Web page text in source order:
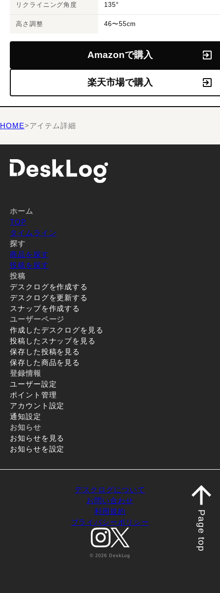
リクライニング角度 135°
高さ調整 46〜55cm
Amazonで購入
楽天市場で購入
HOME>アイテム詳細
ホーム
TOP
タイムライン
探す
商品を探す
投稿を探す
投稿
デスクログを作成する
デスクログを更新する
スナップを作成する
ユーザーページ
作成したデスクログを見る
投稿したスナップを見る
保存した投稿を見る
保存した商品を見る
登録情報
ユーザー設定
ポイント管理
アカウント設定
通知設定
お知らせ
お知らせを見る
お知らせを設定
デスクログについて
お問い合わせ
利用規約
プライバシーポリシー
© 2026 DeskLog
Page top